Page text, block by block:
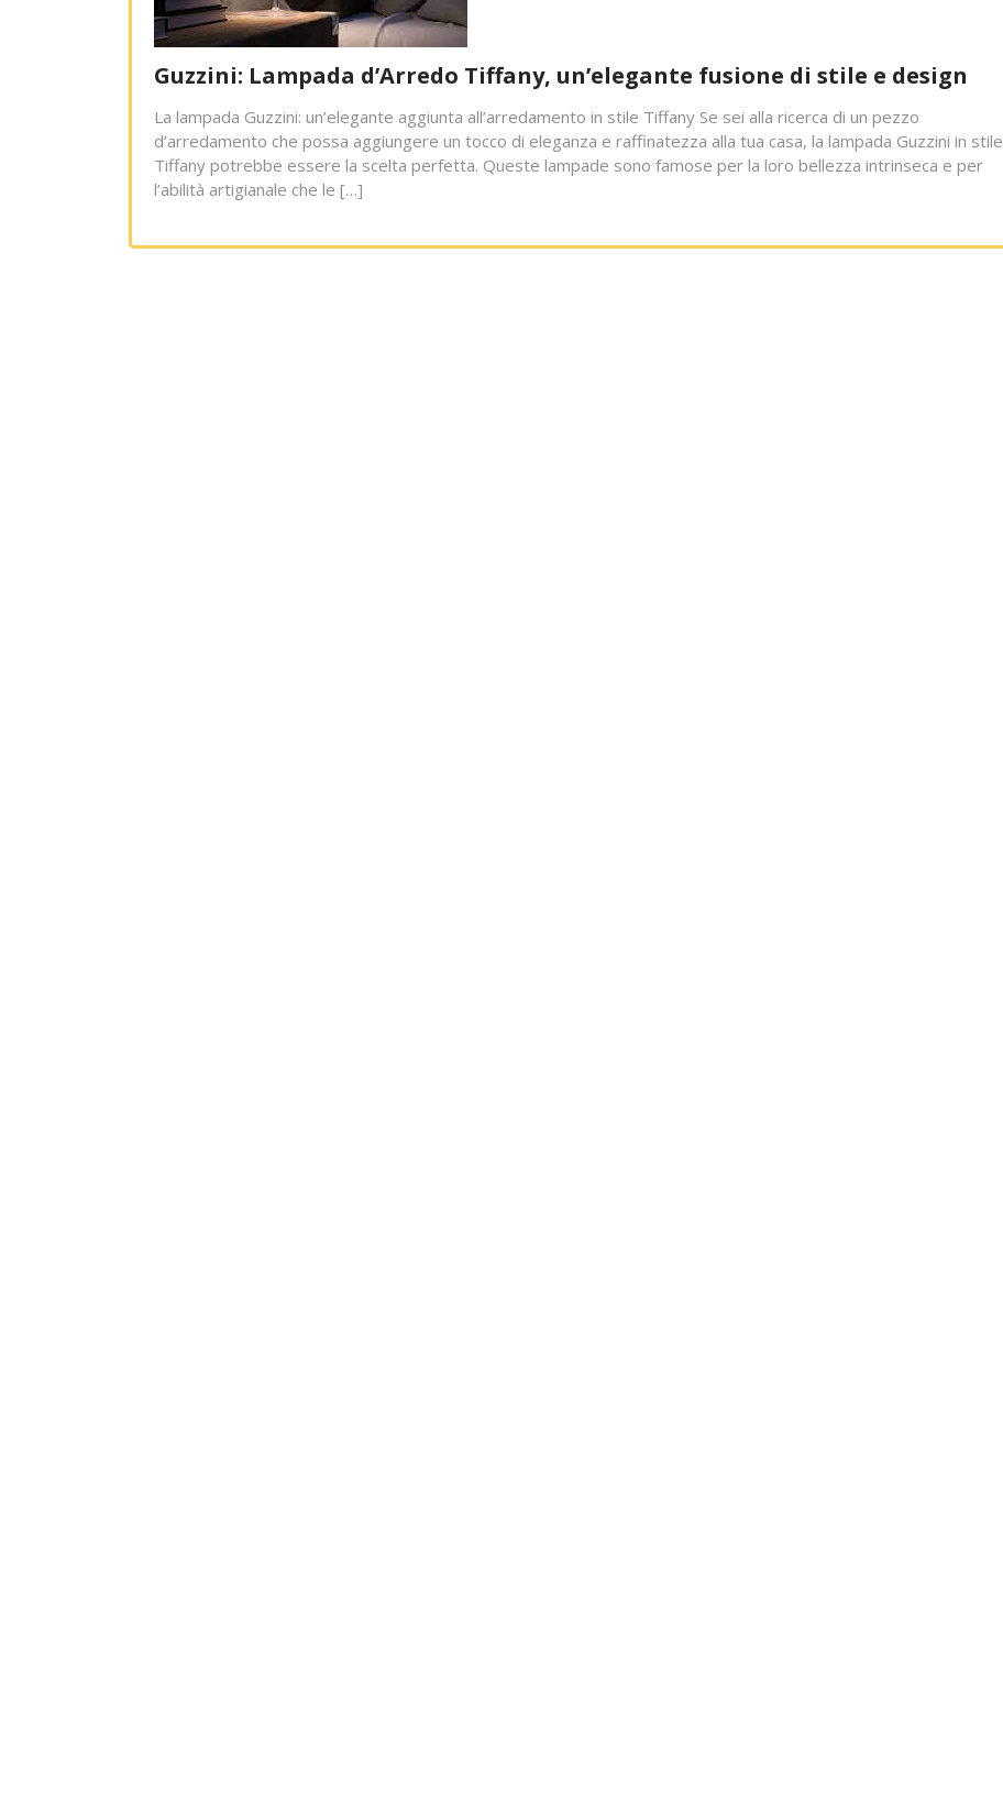
Guzzini: Lampada d’Arredo Tiffany, un’elegante fusione di stile e design
La lampada Guzzini: un’elegante aggiunta all’arredamento in stile Tiffany Se sei alla ricerca di un pezzo
d’arredamento che possa aggiungere un tocco di eleganza e raffinatezza alla tua casa, la lampada Guzzini in stile
Tiffany potrebbe essere la scelta perfetta. Queste lampade sono famose per la loro bellezza intrinseca e per
l’abilità artigianale che le […]